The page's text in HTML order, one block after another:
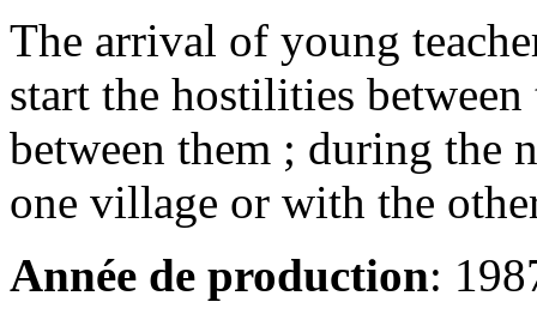
The arrival of young
start the hostilities
between them ; during the
one village or with the
Année de production: